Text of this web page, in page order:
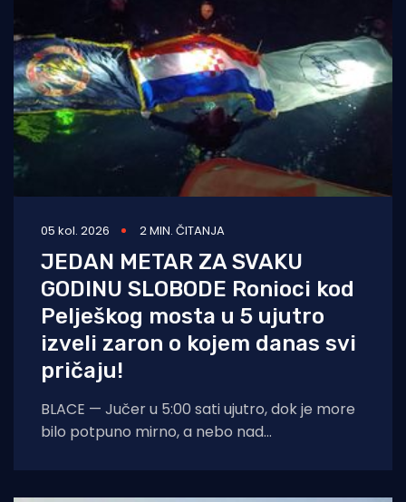
05 kol. 2026 2 MIN. ČITANJA
JEDAN METAR ZA SVAKU
GODINU SLOBODE Ronioci kod
Pelješkog mosta u 5 ujutro
izveli zaron o kojem danas svi
pričaju!
BLACE — Jučer u 5:00 sati ujutro, dok je more
bilo potpuno mirno, a nebo nad